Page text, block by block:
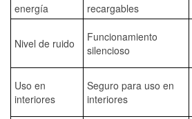
energía
recargables
Nivel de ruido
Funcionamiento
silencioso
Uso en
interiores
Seguro para uso en
interiores